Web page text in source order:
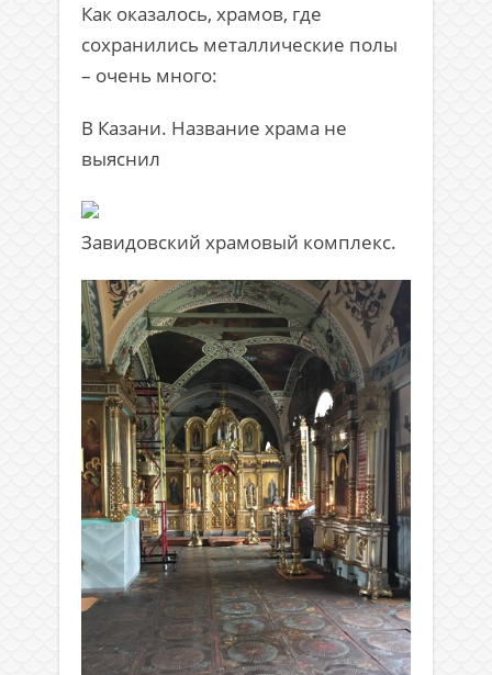
Как оказалось, храмов, где
сохранились металлические полы
– очень много:
В Казани. Название храма не
выяснил
Завидовский храмовый комплекс.